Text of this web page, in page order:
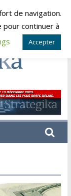
de navigation.
continuer à
Accepter